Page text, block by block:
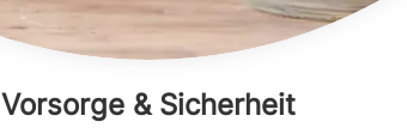
Vorsorge & Sicherheit